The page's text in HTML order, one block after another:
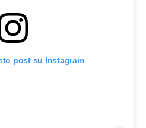
post su Instagram